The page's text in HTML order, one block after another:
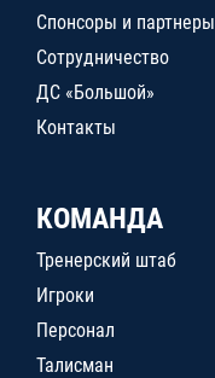
Спонсоры и партнеры
Сотрудничество
ДС «Большой»
Контакты
КОМАНДА
Тренерский штаб
Игроки
Персонал
Талисман